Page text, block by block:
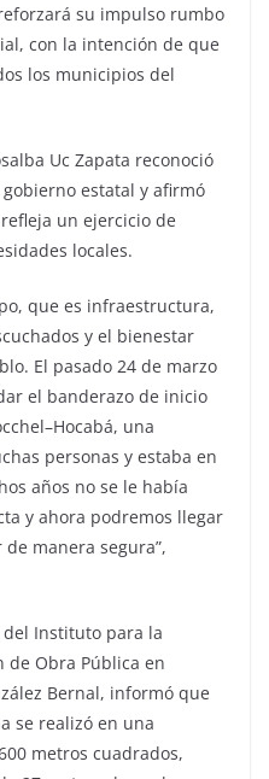
su impulso rumbo
con la intención de que
los municipios del
Uc Zapata reconoció
estatal y afirmó
un ejercicio de
locales.
que es infraestructura,
y el bienestar
El pasado 24 de marzo
el banderazo de inicio
una
personas y estaba en
años no se le había
y ahora podremos llegar
manera segura”,
Instituto para la
de Obra Pública en
Bernal, informó que
se realizó en una
metros cuadrados,